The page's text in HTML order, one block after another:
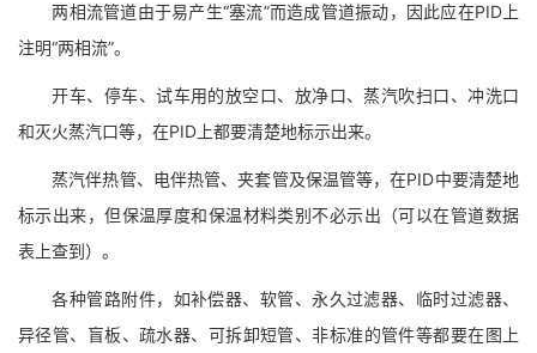
两相流管道由于易产生“塞流”而造成管道振动，因此应在PID上
注明“两相流”。
开车、停车、试车用的放空口、放净口、蒸汽吹扫口、冲洗口
和灭火蒸汽口等，在PID上都要清楚地标示出来。
蒸汽伴热管、电伴热管、夹套管及保温管等，在PID中要清楚地
标示出来，但保温厚度和保温材料类别不必示出（可以在管道数据
表上查到）。
各种管路附件，如补偿器、软管、永久过滤器、临时过滤器、
异径管、盲板、疏水器、可拆卸短管、非标准的管件等都要在图上